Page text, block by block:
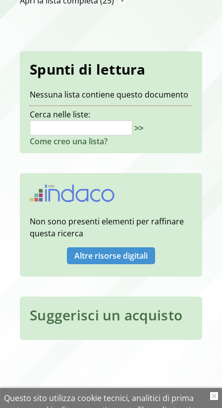
Spunti di lettura
Nessuna lista contiene questo documento
Cerca nelle liste:
>>
Come creo una lista?
Non sono presenti elementi per raffinare
questa ricerca
Altre risorse digitali
Suggerisci un acquisto
Questo sito utilizza cookie tecnici, analitici di prima